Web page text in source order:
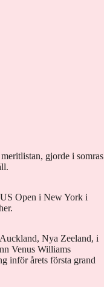
gjorde i somras
Open i New York i
Nya Zeeland, i
Venus Williams
inför årets första grand